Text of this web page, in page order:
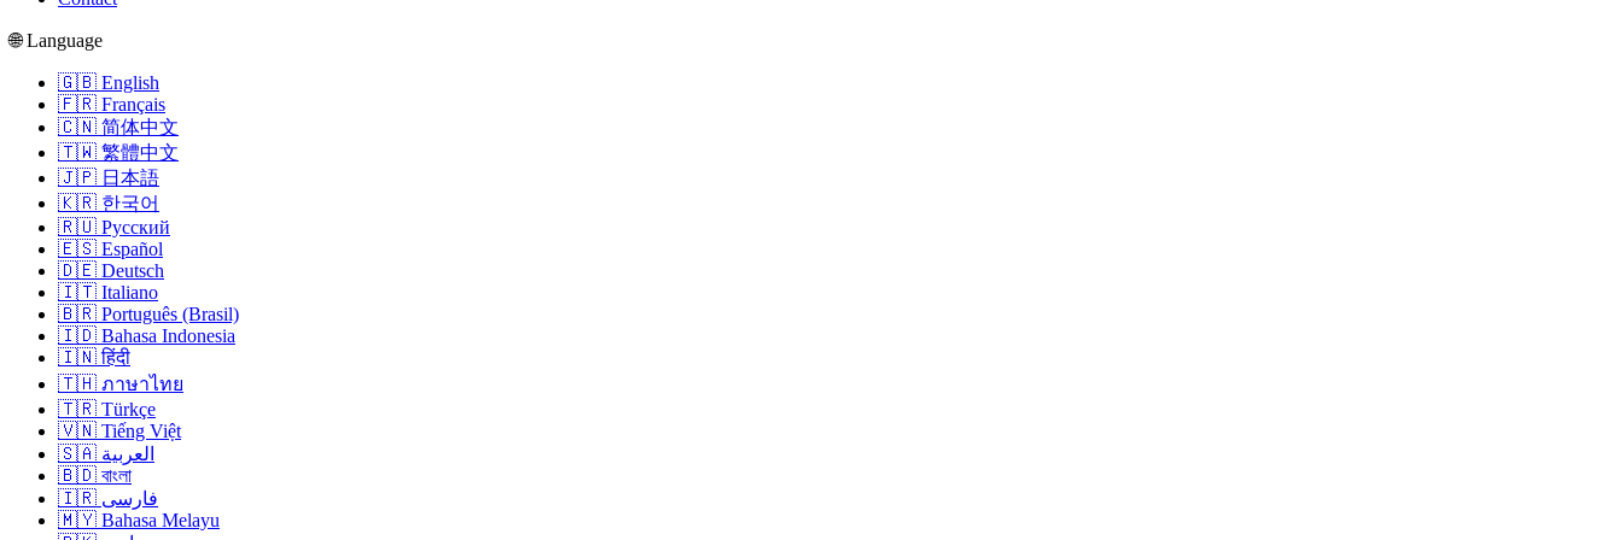
🌐 Language
🇬🇧 English
🇫🇷 Français
🇨🇳 简体中文
🇹🇼 繁體中文
🇯🇵 日本語
🇰🇷 한국어
🇷🇺 Русский
🇪🇸 Español
🇩🇪 Deutsch
🇮🇹 Italiano
🇧🇷 Português (Brasil)
🇮🇩 Bahasa Indonesia
🇮🇳 हिंदी
🇹🇭 ภาษาไทย
🇹🇷 Türkçe
🇻🇳 Tiếng Việt
🇸🇦 العربية
🇧🇩 বাংলা
🇮🇷 فارسی
🇲🇾 Bahasa Melayu